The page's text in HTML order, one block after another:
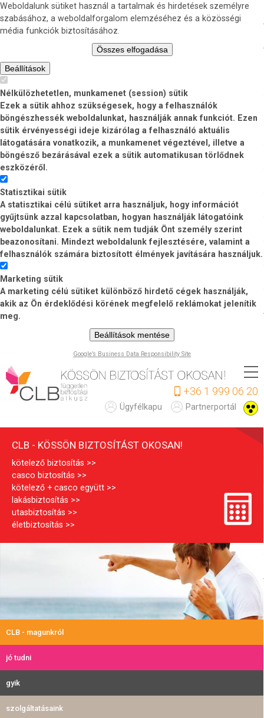
Weboldalunk sütiket használ a tartalmak és hirdetések személyre
szabásához, a weboldalforgalom elemzéséhez és a közösségi
média funkciók biztosításához.
Összes elfogadása
Beállítások
Nélkülözhetetlen, munkamenet (session) sütik
Ezek a sütik ahhoz szükségesek, hogy a felhasználók
böngészhessék weboldalunkat, használják annak funkciót. Ezen
sütik érvényességi ideje kizárólag a felhasználó aktuális
látogatására vonatkozik, a munkamenet végeztével, illetve a
böngésző bezárásával ezek a sütik automatikusan törlődnek
eszközéről.
Statisztikai sütik
A statisztikai célú sütiket arra használjuk, hogy információt
gyűjtsünk azzal kapcsolatban, hogyan használják látogatóink
weboldalunkat. Ezek a sütik nem tudják Önt személy szerint
beazonosítani. Mindezt weboldalunk fejlesztésére, valamint a
felhasználók számára biztosított élmények javítására használjuk.
Marketing sütik
A marketing célú sütiket különböző hirdető cégek használják,
akik az Ön érdeklődési körének megfelelő reklámokat jelenítik
meg.
Beállítások mentése
Google’s Business Data Responsibility Site
Ugrás
a
tartalomra
L
B
+36 1 999 06 20
Partnerportál
Ügyfélkapu
CLB - KÖSSÖN BIZTOSÍTÁST OKOSAN!
kötelező biztosítás
casco biztosítás
kötelező + casco együtt
lakásbiztosítás
utasbiztosítás
életbiztosítás
CLB - magunkról
jó tudni
gyik
szolgáltatásaink